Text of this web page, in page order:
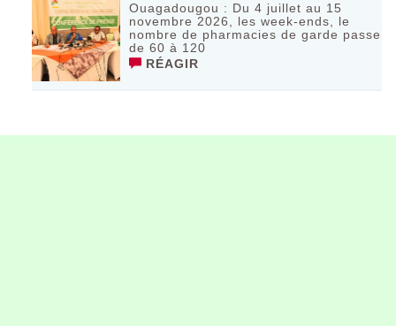
Ouagadougou : Du 4 juillet au 15
novembre 2026, les week-ends, le
nombre de pharmacies de garde passe
de 60 à 120
RÉAGIR